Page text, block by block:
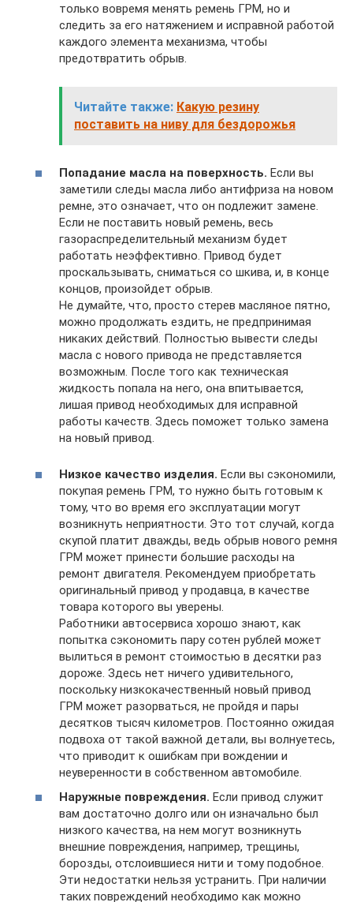
только вовремя менять ремень ГРМ, но и
следить за его натяжением и исправной работой
каждого элемента механизма, чтобы
предотвратить обрыв.
Читайте также: Какую резину
поставить на ниву для бездорожья
Попадание масла на поверхность. Если вы
заметили следы масла либо антифриза на новом
ремне, это означает, что он подлежит замене.
Если не поставить новый ремень, весь
газораспределительный механизм будет
работать неэффективно. Привод будет
проскальзывать, сниматься со шкива, и, в конце
концов, произойдет обрыв.
Не думайте, что, просто стерев масляное пятно,
можно продолжать ездить, не предпринимая
никаких действий. Полностью вывести следы
масла с нового привода не представляется
возможным. После того как техническая
жидкость попала на него, она впитывается,
лишая привод необходимых для исправной
работы качеств. Здесь поможет только замена
на новый привод.
Низкое качество изделия. Если вы сэкономили,
покупая ремень ГРМ, то нужно быть готовым к
тому, что во время его эксплуатации могут
возникнуть неприятности. Это тот случай, когда
скупой платит дважды, ведь обрыв нового ремня
ГРМ может принести большие расходы на
ремонт двигателя. Рекомендуем приобретать
оригинальный привод у продавца, в качестве
товара которого вы уверены.
Работники автосервиса хорошо знают, как
попытка сэкономить пару сотен рублей может
вылиться в ремонт стоимостью в десятки раз
дороже. Здесь нет ничего удивительного,
поскольку низкокачественный новый привод
ГРМ может разорваться, не пройдя и пары
десятков тысяч километров. Постоянно ожидая
подвоха от такой важной детали, вы волнуетесь,
что приводит к ошибкам при вождении и
неуверенности в собственном автомобиле.
Наружные повреждения. Если привод служит
вам достаточно долго или он изначально был
низкого качества, на нем могут возникнуть
внешние повреждения, например, трещины,
борозды, отслоившиеся нити и тому подобное.
Эти недостатки нельзя устранить. При наличии
таких повреждений необходимо как можно